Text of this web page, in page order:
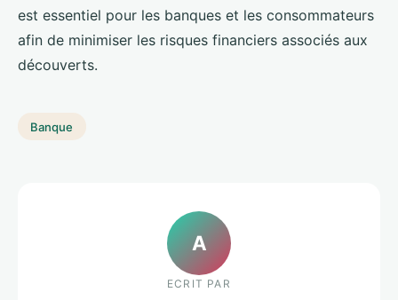
est essentiel pour les banques et les consommateurs
afin de minimiser les risques financiers associés aux
découverts.
Banque
A
ECRIT PAR